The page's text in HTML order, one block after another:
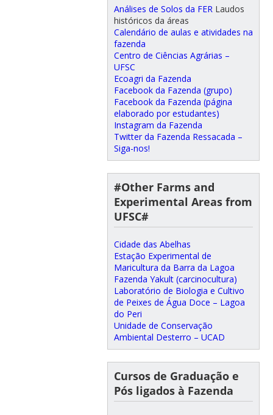
Análises de Solos da FER Laudos
históricos da áreas
Calendário de aulas e atividades na
fazenda
Centro de Ciências Agrárias –
UFSC
Ecoagri da Fazenda
Facebook da Fazenda (grupo)
Facebook da Fazenda (página
elaborado por estudantes)
Instagram da Fazenda
Twitter da Fazenda Ressacada –
Siga-nos!
#Other Farms and
Experimental Areas from
UFSC#
Cidade das Abelhas
Estação Experimental de
Maricultura da Barra da Lagoa
Fazenda Yakult (carcinocultura)
Laboratório de Biologia e Cultivo
de Peixes de Água Doce – Lagoa
do Peri
Unidade de Conservação
Ambiental Desterro – UCAD
Cursos de Graduação e
Pós ligados à Fazenda